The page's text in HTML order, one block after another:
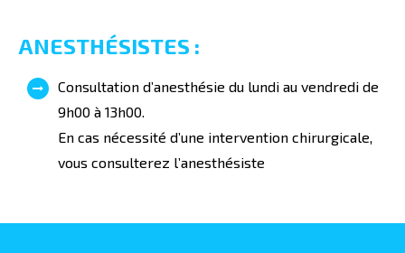
ANESTHÉSISTES :
Consultation d’anesthésie du lundi au vendredi de
9h00 à 13h00.
En cas nécessité d’une intervention chirurgicale,
vous consulterez l’anesthésiste